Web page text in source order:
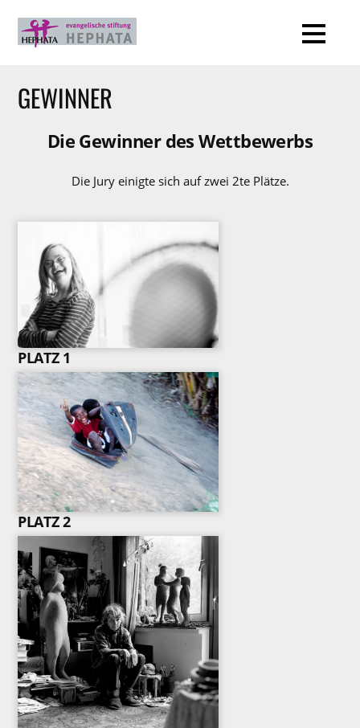
GEWINNER
Die Gewinner des Wettbewerbs
Die Jury einigte sich auf zwei 2te Plätze.
PLATZ 1
PLATZ 2